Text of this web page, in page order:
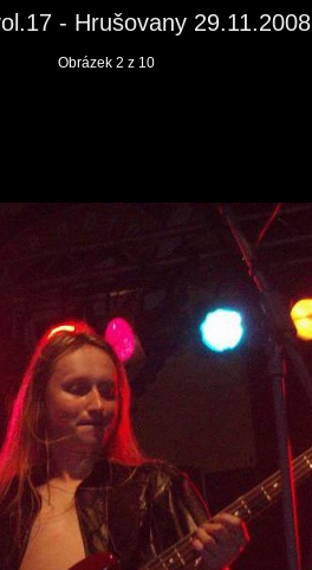
- Hrušovany 29.11.2008
Obrázek 2 z 10